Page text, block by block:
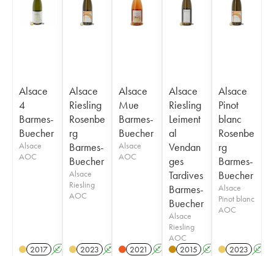
Alsace
4
Barmes-
Buecher
Alsace
AOC
2017 A
Alsace
Riesling
Rosenbe
rg
Barmes-
Buecher
Alsace
Riesling
AOC
2023 A
Alsace
Mue
Barmes-
Buecher
Alsace
AOC
2021 A
Alsace
Riesling
Leiment
al
Vendan
ges
Tardives
Barmes-
Buecher
Alsace
Riesling
AOC
2015 A
Alsace
Pinot
blanc
Rosenbe
rg
Barmes-
Buecher
Alsace
Pinot blanc
AOC
2023 A